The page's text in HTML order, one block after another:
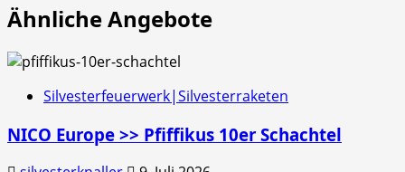
Ähnliche Angebote
Silvesterfeuerwerk|Silvesterraketen
NICO Europe >> Pfiffikus 10er Schachtel